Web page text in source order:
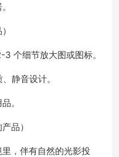
个细节放大图或图标。
静音设计。
。
品）
，伴有自然的光影投